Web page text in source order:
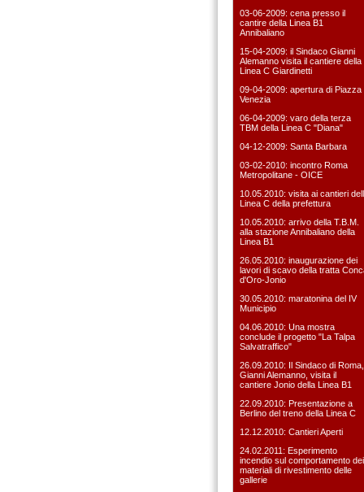
03-06-2009: cena presso il
cantire della Linea B1
Annibaliano
15-04-2009: il Sindaco Gianni
Alemanno visita il cantiere della
Linea C Giardinetti
09-04-2009: apertura di Piazza
Venezia
06-04-2009: varo della terza
TBM della Linea C "Diana"
04-12-2009: Santa Barbara
03-02-2010: incontro Roma
Metropolitane - OICE
10.05.2010: visita ai cantieri
Linea C della prefettura
10.05.2010: arrivo della T.B.M.
alla stazione Annibaliano della
Linea B1
26.05.2010: inaugurazione dei
lavori di scavo della tratta
d'Oro-Jonio
30.05.2010: maratonina del IV
Municipio
04.06.2010: Una mostra
conclude il progetto "La Talpa
Salvatraffico"
26.09.2010: Il Sindaco di Roma,
Gianni Alemanno, visita il
cantiere Jonio della Linea B1
22.09.2010: Presentazione a
Berlino del treno della Linea C
12.12.2010: Cantieri Aperti
24.02.2011: Esperimento
incendio sul comportamento dei
materiali di rivestimento delle
gallerie